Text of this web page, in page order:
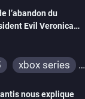
l’abandon du
Evil Veronica
xbox series
nous explique